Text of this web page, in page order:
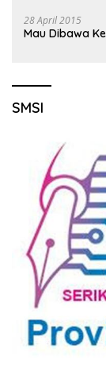
28 April 2015
Mau Dibawa
SMSI